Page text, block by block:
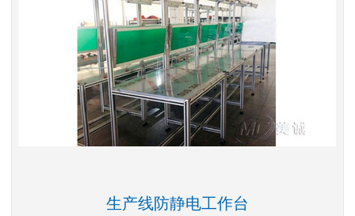
生产线防静电工作台